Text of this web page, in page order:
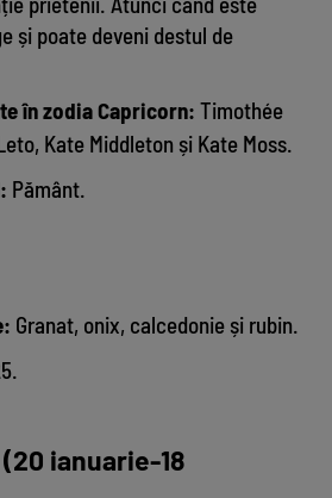
și poate deveni destul de
în zodia Capricorn: Timothée
Kate Middleton și Kate Moss.
Pământ.
Granat, onix, calcedonie și rubin.
ianuarie-18